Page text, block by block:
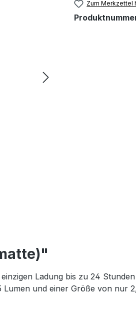
Zum Merkzettel
Ladung bis zu 24
und einer Größe von nur